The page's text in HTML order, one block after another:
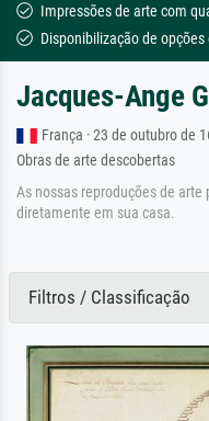
Impressões de arte com
Disponibilização de
Jacques-Ange
França · 23 de outubro de
Obras de arte descobertas
As nossas reproduções de
diretamente em sua casa.
Filtros / Classificação